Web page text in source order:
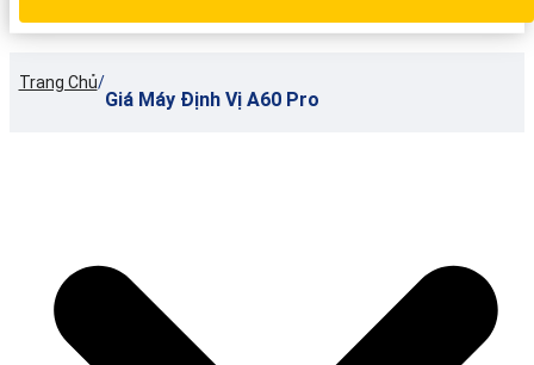
Trang Chủ/
Giá Máy Định Vị A60 Pro